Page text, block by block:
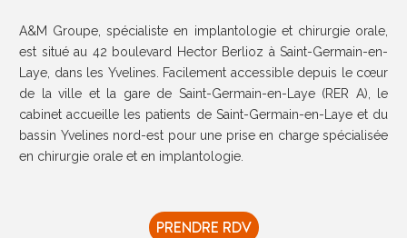
A&M Groupe, spécialiste en implantologie et chirurgie orale,
est situé au 42 boulevard Hector Berlioz à Saint-Germain-en-
Laye, dans les Yvelines. Facilement accessible depuis le cœur
de la ville et la gare de Saint-Germain-en-Laye (RER A), le
cabinet accueille les patients de Saint-Germain-en-Laye et du
bassin Yvelines nord-est pour une prise en charge spécialisée
en chirurgie orale et en implantologie.
PRENDRE RDV